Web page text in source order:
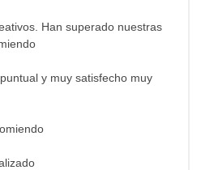
Han superado nuestras
y muy satisfecho muy